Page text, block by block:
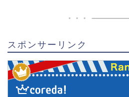
スポンサーリンク